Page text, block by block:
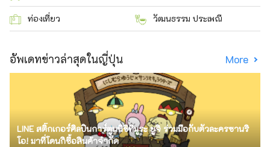
ท่องเที่ยว วัฒนธรรม ประเพณี
อัพเดทข่าวล่าสุดในญี่ปุ่น More
LINE สติ๊กเกอร์ศิลปินการ์ตูนนิชิทีมูระ ยูจิ ร่วมมือกับตัวละครซานริ
โอ! มาที่โดนกิซื้อสินค้าจำกัด